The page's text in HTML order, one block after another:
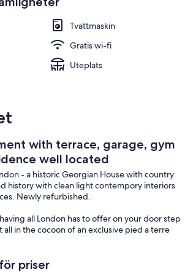
Detalj exteriör
Tvättmaskin
Gratis wi-fi
Uteplats
with terrace, garage, gym
well located
- a historic Georgian House with country
history with clean light contempory interiors
Newly refurbished.
all London has to offer on your door step
in the cocoon of an exclusive pied a terre
courtyard garden, your private entrance
priser